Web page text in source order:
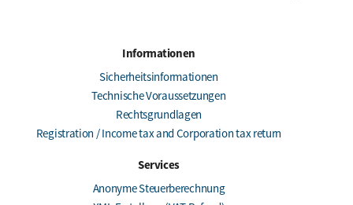
Informationen
Sicherheitsinformationen
Technische Voraussetzungen
Rechtsgrundlagen
Registration / Income tax and Corporation tax return
Services
Anonyme Steuerberechnung